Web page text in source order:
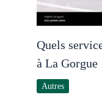
Quels
à La Gorgue
Autres